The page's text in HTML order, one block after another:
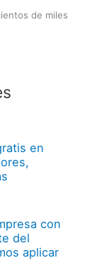
de miles
en
con
del
aplicar